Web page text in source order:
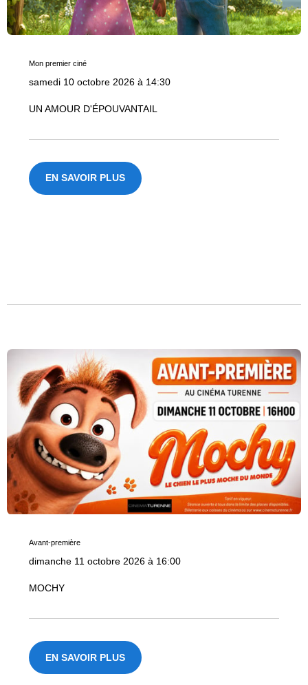
Mon premier ciné
samedi 10 octobre 2026 à 14:30
UN AMOUR D'ÉPOUVANTAIL
EN SAVOIR PLUS
Avant-première
dimanche 11 octobre 2026 à 16:00
MOCHY
EN SAVOIR PLUS